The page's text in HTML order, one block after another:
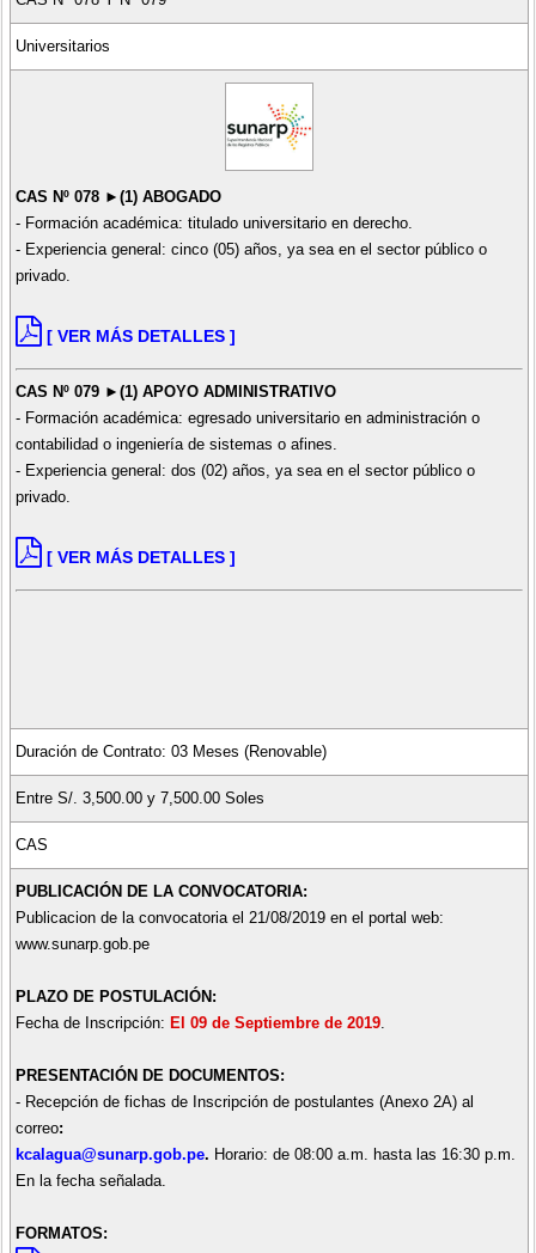
Universitarios
CAS Nº 078 ►(1) ABOGADO
- Formación académica: titulado universitario en derecho.
- Experiencia general: cinco (05) años, ya sea en el sector público o
privado.
[ VER MÁS DETALLES ]
CAS Nº 079 ►(1) APOYO ADMINISTRATIVO
- Formación académica: egresado universitario en administración o
contabilidad o ingeniería de sistemas o afines.
- Experiencia general: dos (02) años, ya sea en el sector público o
privado.
[ VER MÁS DETALLES ]
Duración de Contrato: 03 Meses (Renovable)
Entre S/. 3,500.00 y 7,500.00 Soles
CAS
PUBLICACIÓN DE LA CONVOCATORIA:
Publicacion de la convocatoria el 21/08/2019 en el portal web:
www.sunarp.gob.pe
PLAZO DE POSTULACIÓN:
Fecha de Inscripción: El 09 de Septiembre de 2019.
PRESENTACIÓN DE DOCUMENTOS:
- Recepción de fichas de Inscripción de postulantes (Anexo 2A) al
correo:
kcalagua@sunarp.gob.pe. Horario: de 08:00 a.m. hasta las 16:30 p.m.
En la fecha señalada.
FORMATOS: